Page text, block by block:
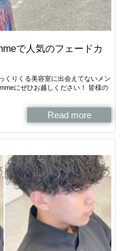
で人気のフェードカ
くりくる美容室に出会えてないメン
にぜひお越しください！ 皆様の
Read more